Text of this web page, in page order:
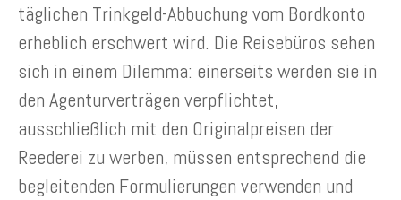
täglichen Trinkgeld-Abbuchung vom Bordkonto
erheblich erschwert wird. Die Reisebüros sehen
sich in einem Dilemma: einerseits werden sie in
den Agenturverträgen verpflichtet,
ausschließlich mit den Originalpreisen der
Reederei zu werben, müssen entsprechend die
begleitenden Formulierungen verwenden und